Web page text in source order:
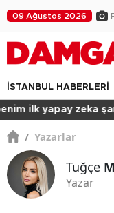
09 Ağustos 2026
İSTANBUL HABERLERİ
20:49 Başkan var
/ Yazarlar
Tuğçe
Yazar